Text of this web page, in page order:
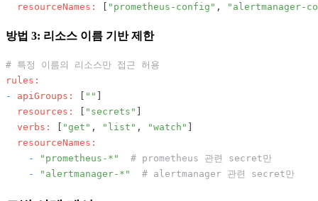
resourceNames:
[ "prometheus-config" , "alertmanager-
방법 3: 리소스 이름 기반 제한
# 특정 이름의 리소스만 접근 허용
rules:
-
apiGroups: [ "" ]
resources:
[ "secrets" ]
verbs:
[ "get" , "list" , "watch" ]
resourceNames:
-
"prometheus-*"
# prometheus 관련 secret만
-
"alertmanager-*" # alertmanager 관련 secret만